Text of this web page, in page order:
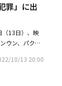
「僕の彼女が
激する。ま
、「配信犯
が際立つ。彼
のジェントル
特に、マスク
罪」に出
（13日）、映
ウン、パク・
偶然にもらっ
10/13 20:00